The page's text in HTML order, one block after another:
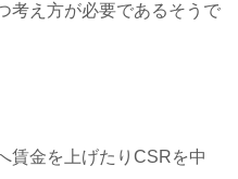
考え方が必要であるそうで
賃金を上げたりCSRを中